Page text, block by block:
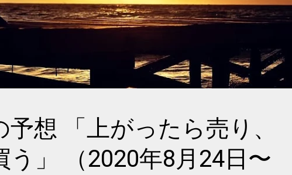
予想 「上がったら売り、
う」 （2020年8月24日〜